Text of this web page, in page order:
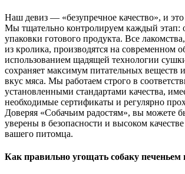
Наш девиз — «безупречное качество», и это
Мы тщательно контролируем каждый этап:
упаковки готового продукта. Все
из кролика, производятся на современном
использованием щадящей технологии
сохраняет максимум питательных веществ
вкус мяса. Мы работаем строго в
установленными стандартами качества,
необходимые сертификаты и регулярно
Доверяя «Собачьим радостям», вы можете
уверены в безопасности и высоком
вашего питомца.
Как правильно угощать собаку печеньем